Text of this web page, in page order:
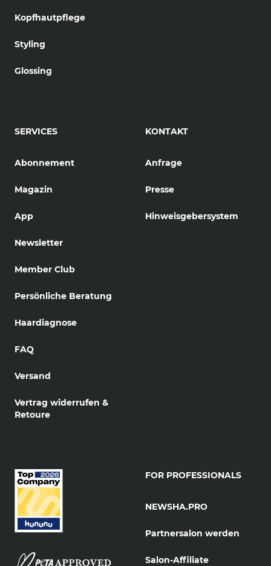
Kopfhautpflege
Styling
Glossing
SERVICES
Abonnement
Magazin
App
Newsletter
Member Club
Persönliche Beratung
Haardiagnose
FAQ
Versand
Vertrag widerrufen &
Retoure
KONTAKT
Anfrage
Presse
Hinweisgebersystem
FOR PROFESSIONALS
NEWSHA.PRO
Partnersalon werden
Salon-Affiliate